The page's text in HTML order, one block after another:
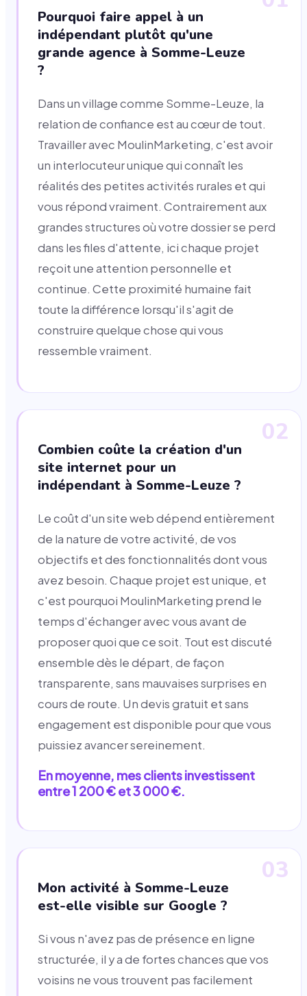
Pourquoi faire appel à un
indépendant plutôt qu'une
grande agence à Somme-Leuze
?
Dans un village comme Somme-Leuze, la
relation de confiance est au cœur de tout.
Travailler avec MoulinMarketing, c'est avoir
un interlocuteur unique qui connaît les
réalités des petites activités rurales et qui
vous répond vraiment. Contrairement aux
grandes structures où votre dossier se perd
dans les files d'attente, ici chaque projet
reçoit une attention personnelle et
continue. Cette proximité humaine fait
toute la différence lorsqu'il s'agit de
construire quelque chose qui vous
ressemble vraiment.
02
Combien coûte la création d'un
site internet pour un
indépendant à Somme-Leuze ?
Le coût d'un site web dépend entièrement
de la nature de votre activité, de vos
objectifs et des fonctionnalités dont vous
avez besoin. Chaque projet est unique, et
c'est pourquoi MoulinMarketing prend le
temps d'échanger avec vous avant de
proposer quoi que ce soit. Tout est discuté
ensemble dès le départ, de façon
transparente, sans mauvaises surprises en
cours de route. Un devis gratuit et sans
engagement est disponible pour que vous
puissiez avancer sereinement.
En moyenne, mes clients investissent
entre 1 200 € et 3 000 €.
03
Mon activité à Somme-Leuze
est-elle visible sur Google ?
Si vous n'avez pas de présence en ligne
structurée, il y a de fortes chances que vos
voisins ne vous trouvent pas facilement